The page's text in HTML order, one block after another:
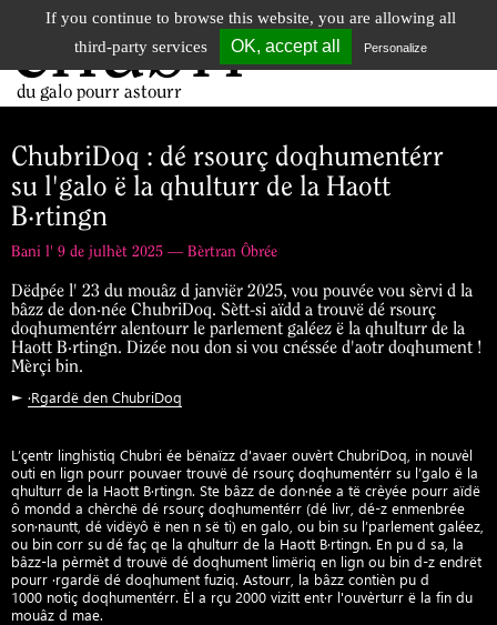
chubri
du galo pourr astourr
ChubriDoq : dé rsourç doqhumentérr
su l'galo ë la qhulturr de la Haott
B·rtingn
Bani l' 9 de julhèt 2025 — Bèrtran Ôbrée
Dëdpée l' 23 du mouâz d janviër 2025, vou pouvée vou sèrvi d la
bâzz de don·née ChubriDoq. Sètt-si aïdd a trouvë dé rsourç
doqhumentérr alentourr le parlement galéez ë la qhulturr de la
Haott B·rtingn. Dizée nou don si vou cnéssée d'aotr doqhument !
Mèrçi bin.
► ·Rgardë den ChubriDoq
L’çentr linghistiq Chubri ée bënaïzz d'avaer ouvèrt ChubriDoq, in nouvèl
outi en lign pourr pouvaer trouvë dé rsourç doqhumentérr su l’galo ë la
qhulturr de la Haott B·rtingn. Ste bâzz de don·née a të crèyée pourr aïdë
ô mondd a chèrchë dé rsourç doqhumentérr (dé livr, dé-z enmenbrée
son·nauntt, dé vidëyô ë nen n së ti) en galo, ou bin su l’parlement galéez,
ou bin corr su dé faç qe la qhulturr de la Haott B·rtingn. En pu d sa, la
bâzz-la pèrmèt d trouvë dé doqhument limëriq en lign ou bin d-z endrët
pourr ·rgardë dé doqhument fuziq. Astourr, la bâzz contièn pu d
1000 notiç doqhumentérr. Èl a rçu 2000 vizitt ent·r l'ouvèrturr ë la fin du
mouâz d mae.
If you continue to browse this website, you are allowing all
third-party services
OK, accept all Personalize